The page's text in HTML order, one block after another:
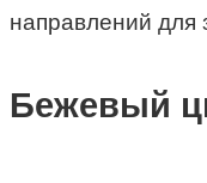
Бежевый